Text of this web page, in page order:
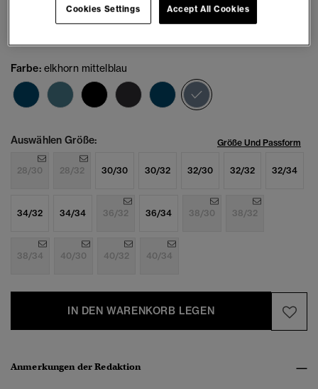
Vintage Skinny Jeans
Farbe: elkhorn mittelblau
Auswählen Größe: Größe Und Passform
28/30 28/32 30/30 30/32 32/30 32/32 32/34
34/32 34/34 36/32 36/34 38/30 38/32
38/34 40/30 40/32 40/34
IN DEN WARENKORB LEGEN
Anmerkungen der Redaktion
Accept All Cookies
Cookies Settings